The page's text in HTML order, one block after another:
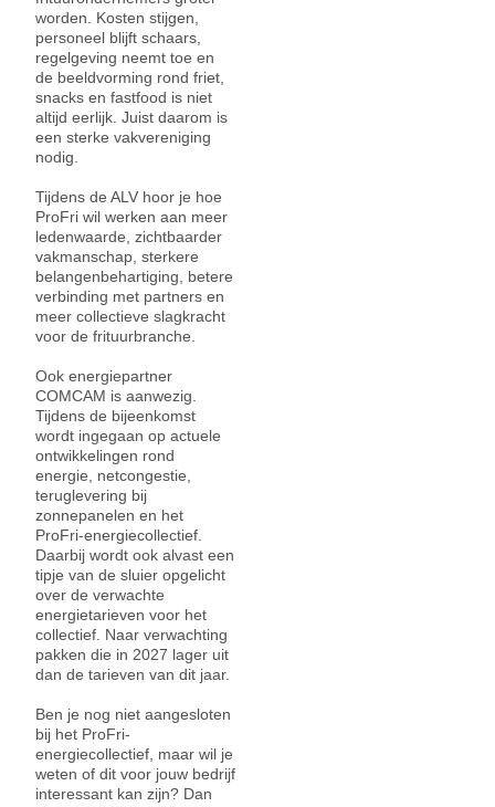
worden. Kosten stijgen,
personeel blijft schaars,
regelgeving neemt toe en
de beeldvorming rond friet,
snacks en fastfood is niet
altijd eerlijk. Juist daarom is
een sterke vakvereniging
nodig.
Tijdens de ALV hoor je hoe
ProFri wil werken aan meer
ledenwaarde, zichtbaarder
vakmanschap, sterkere
belangenbehartiging, betere
verbinding met partners en
meer collectieve slagkracht
voor de frituurbranche.
Ook energiepartner
COMCAM is aanwezig.
Tijdens de bijeenkomst
wordt ingegaan op actuele
ontwikkelingen rond
energie, netcongestie,
teruglevering bij
zonnepanelen en het
ProFri-energiecollectief.
Daarbij wordt ook alvast een
tipje van de sluier opgelicht
over de verwachte
energietarieven voor het
collectief. Naar verwachting
pakken die in 2027 lager uit
dan de tarieven van dit jaar.
Ben je nog niet aangesloten
bij het ProFri-
energiecollectief, maar wil je
weten of dit voor jouw bedrijf
interessant kan zijn? Dan